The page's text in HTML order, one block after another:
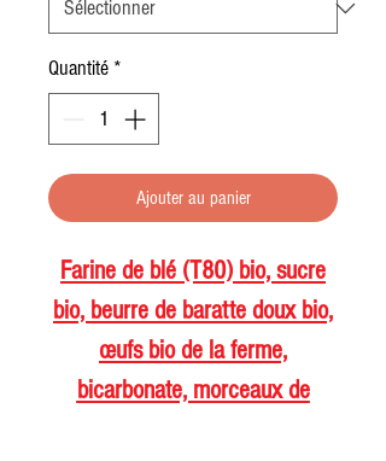
Quantité *
Ajouter au panier
Farine de blé (T80) bio, sucre
bio, beurre de baratte doux bio,
œufs bio de la ferme,
bicarbonate, morceaux de